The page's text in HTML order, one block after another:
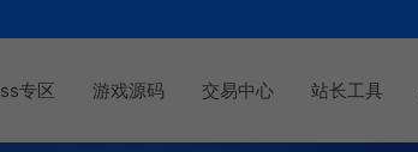
专区 游戏源码 交易中心 站长工具